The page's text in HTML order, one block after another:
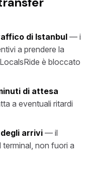
di Istanbul — i
a prendere la
è bloccato
di attesa
a eventuali ritardi
arrivi — il
non fuori a